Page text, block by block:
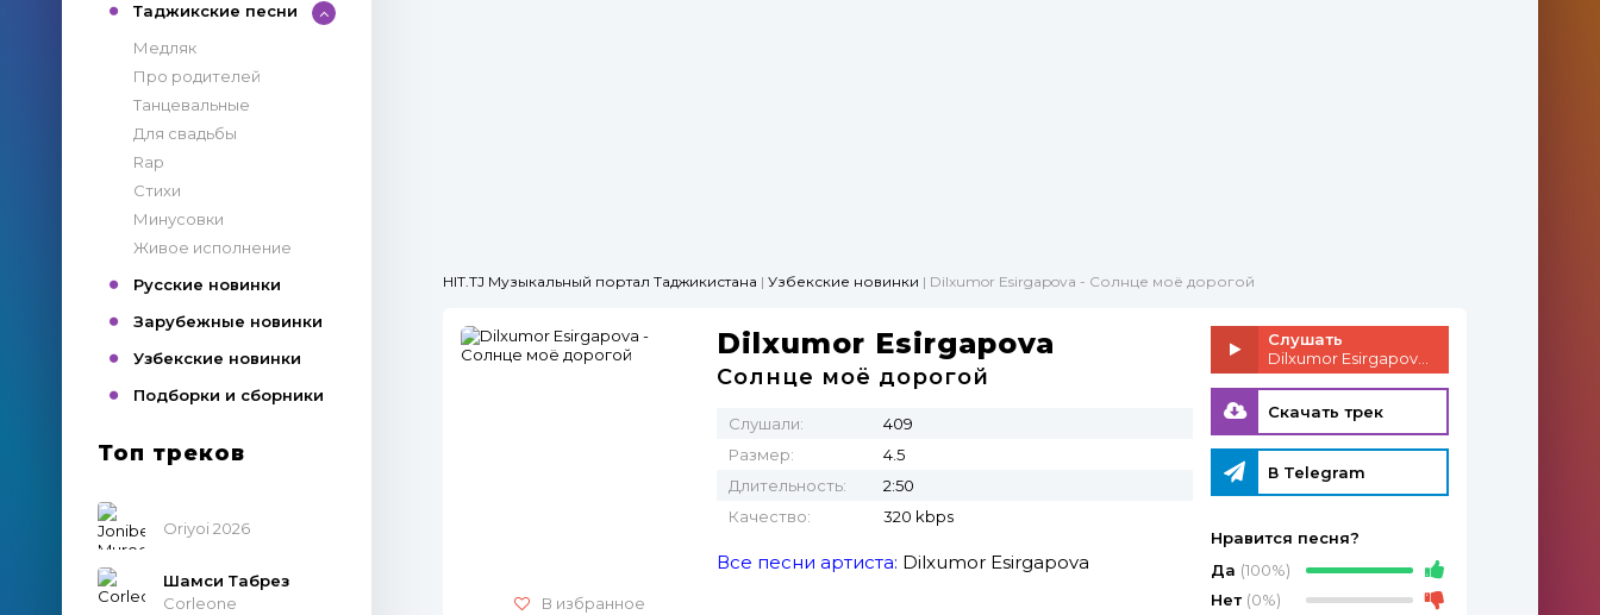
Таджикские песни
Медляк
Про родителей
Танцевальные
Для свадьбы
Rap
Стихи
Минусовки
Живое исполнение
Русские новинки
Зарубежные новинки
Узбекские новинки
Подборки и сборники
Топ треков
Oriyoi 2026
Шамси Табрез
Corleone
HIT.TJ Музыкальный портал Таджикистана | Узбекские новинки | Dilxumor Esirgapova - Солнце моё дорогой
В избранное
Dilxumor Esirgapova
Солнце моё дорогой
Слушали:
409
Размер:
4.5
Длительность:
2:50
Качество:
320 kbps
Все песни артиста: Dilxumor Esirgapova
Слушать
Скачать трек
В Telegram
Нравится песня?
Да (100%)
Нет (0%)